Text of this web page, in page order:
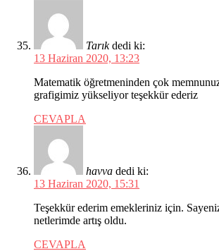
Tarık dedi ki:
13 Haziran 2020, 13:23
Matematik öğretmeninden çok
grafigimiz yükseliyor teşekkür ederiz
CEVAPLA
havva dedi ki:
13 Haziran 2020, 15:31
Teşekkür ederim emekleriniz için.
netlerimde artış oldu.
CEVAPLA